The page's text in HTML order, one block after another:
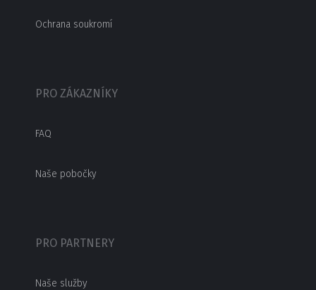
Ochrana soukromí
PRO ZÁKAZNÍKY
FAQ
Naše pobočky
PRO PARTNERY
Naše služby